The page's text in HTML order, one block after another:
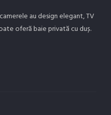
au design elegant, TV
oferă baie privată cu duș.